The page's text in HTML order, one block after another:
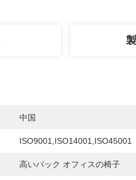
中国
ISO9001,ISO14001,ISO45001
高いバック オフィスの椅子